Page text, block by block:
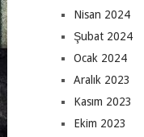
Nisan 2024
Şubat 2024
Ocak 2024
Aralık 2023
Kasım 2023
Ekim 2023